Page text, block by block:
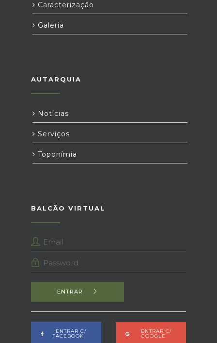
Caracterização
Galeria
AUTARQUIA
Notícias
Serviços
Toponímia
BALCÃO VIRTUAL
ENTRAR
ENTRAR C/
FACEBOOK
ENTRAR C/
GOOGLE